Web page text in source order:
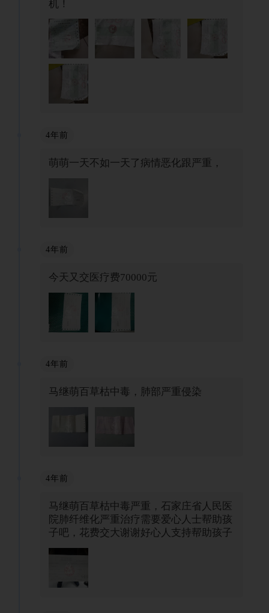
机！
4年前
萌萌一天不如一天了病情恶化跟严重，
4年前
今天又交医疗费70000元
4年前
马继萌百草枯中毒，肺部严重侵染
4年前
马继萌百草枯中毒严重，石家庄省人民医
院肺纤维化严重治疗需要爱心人士帮助孩
子吧，花费交大谢谢好心人支持帮助孩子